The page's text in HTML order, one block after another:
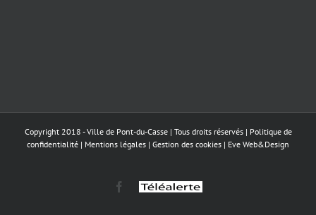
Copyright 2018 - Ville de Pont-du-Casse | Tous droits réservés | Politique de
confidentialité | Mentions légales | Gestion des cookies | Eve Web&Design
Facebook
Téléalerte